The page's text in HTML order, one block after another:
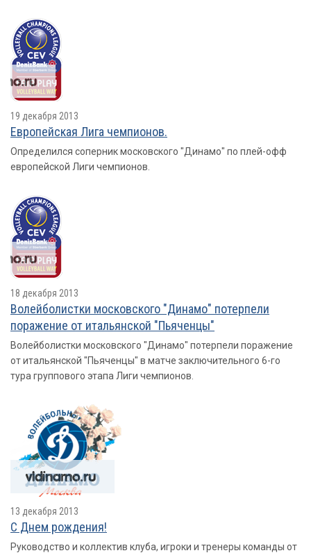
19 декабря 2013
Европейская Лига чемпионов.
Определился соперник московского "Динамо" по плей-офф
европейской Лиги чемпионов.
18 декабря 2013
Волейболистки московского "Динамо" потерпели
поражение от итальянской "Пьяченцы"
Волейболистки московского "Динамо" потерпели поражение
от итальянской "Пьяченцы" в матче заключительного 6-го
тура группового этапа Лиги чемпионов.
13 декабря 2013
С Днем рождения!
Руководство и коллектив клуба, игроки и тренеры команды от